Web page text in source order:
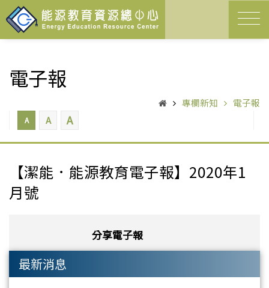
電子報
專欄新知 電子報
A A A
【潔能．能源教育電子報】2020年1
月號
分享電子報
最新消息